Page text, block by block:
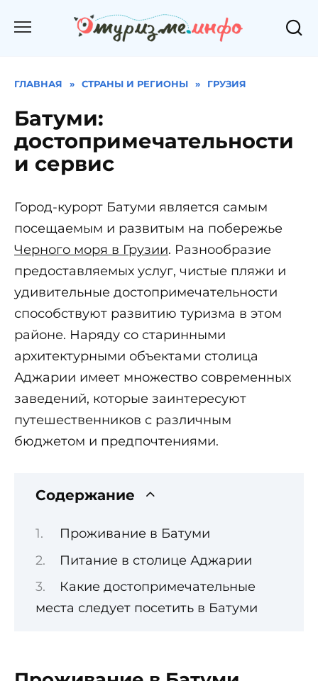
ГЛАВНАЯ » СТРАНЫ И РЕГИОНЫ » ГРУЗИЯ
Батуми:
достопримечательности
и сервис
Город-курорт Батуми является самым
посещаемым и развитым на побережье
Черного моря в Грузии. Разнообразие
предоставляемых услуг, чистые пляжи и
удивительные достопримечательности
способствуют развитию туризма в этом
районе. Наряду со старинными
архитектурными объектами столица
Аджарии имеет множество современных
заведений, которые заинтересуют
путешественников с различным
бюджетом и предпочтениями.
Содержание
Проживание в Батуми
Питание в столице Аджарии
Какие достопримечательные
места следует посетить в Батуми